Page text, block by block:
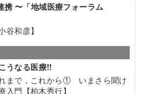
携 〜「地域医療フォーラム
谷和彦】
うなる医療!!
まで，これから① いまさら聞け
入門【柏木秀行】